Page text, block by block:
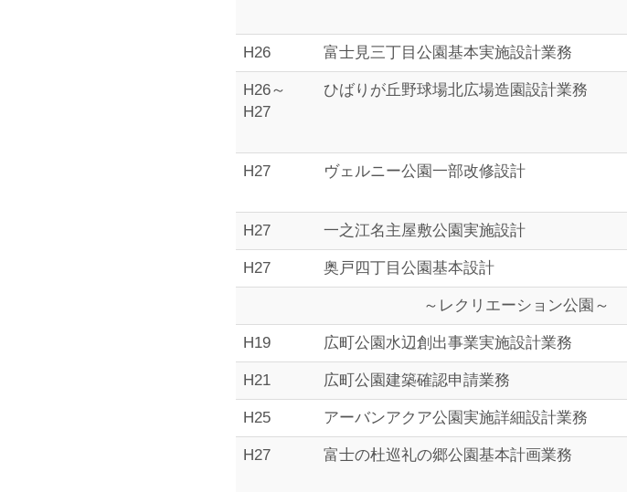
H26 富士見三丁目公園基本実施設計業務
H26～
H27
ひばりが丘野球場北広場造園設計業務
H27 ヴェルニー公園一部改修設計
H27 一之江名主屋敷公園実施設計
H27 奥戸四丁目公園基本設計
～レクリエーション公園～
H19 広町公園水辺創出事業実施設計業務
H21 広町公園建築確認申請業務
H25 アーバンアクア公園実施詳細設計業務
H27 富士の杜巡礼の郷公園基本計画業務